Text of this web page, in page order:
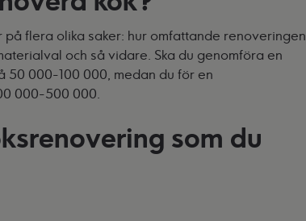
flera olika saker: hur omfattande renoveringen
och så vidare. Ska du genomföra en
50 000-100 000, medan du för en
000-500 000.
som du